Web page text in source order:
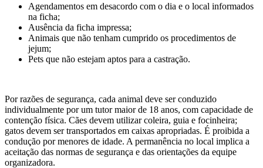
Agendamentos em desacordo com o dia e o local informados
na ficha;
Ausência da ficha impressa;
Animais que não tenham cumprido os procedimentos de
jejum;
Pets que não estejam aptos para a castração.
Por razões de segurança, cada animal deve ser conduzido
individualmente por um tutor maior de 18 anos, com capacidade de
contenção física. Cães devem utilizar coleira, guia e focinheira;
gatos devem ser transportados em caixas apropriadas. É proibida a
condução por menores de idade. A permanência no local implica a
aceitação das normas de segurança e das orientações da equipe
organizadora.